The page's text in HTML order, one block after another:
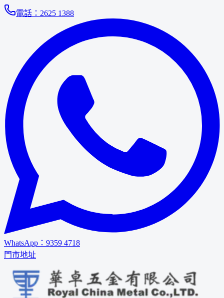
電話： 2625 1388
WhatsApp： 9359 4718
門市地址